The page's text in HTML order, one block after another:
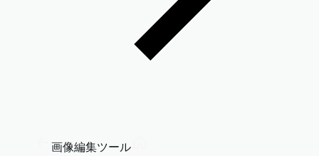
画像編集ツール